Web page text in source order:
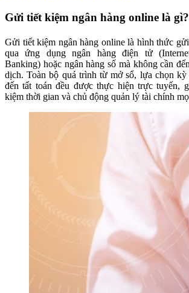
Gửi tiết kiệm ngân hàng online là gì?
Gửi tiết kiệm ngân hàng online là hình thức
qua ứng dụng ngân hàng điện tử
Banking) hoặc ngân hàng số mà không cần
dịch. Toàn bộ quá trình từ mở sổ, lựa chọn
đến tất toán đều được thực hiện trực tuyến,
kiệm thời gian và chủ động quản lý tài chính